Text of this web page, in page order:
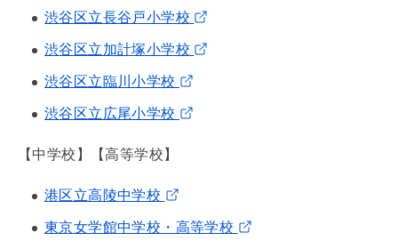
渋谷区立長谷戸小学校
渋谷区立加計塚小学校
渋谷区立臨川小学校
渋谷区立広尾小学校
【中学校】【高等学校】
港区立高陵中学校
東京女学館中学校・高等学校